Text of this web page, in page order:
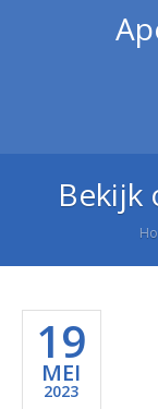
Bekijk
19
MEI
2023